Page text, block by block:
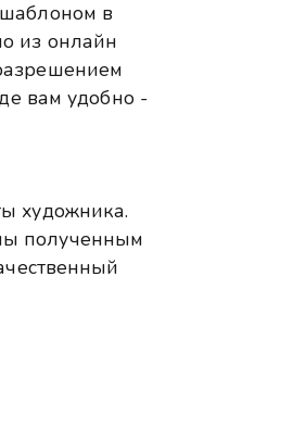
в
из онлайн
вам удобно -
художника.
полученным